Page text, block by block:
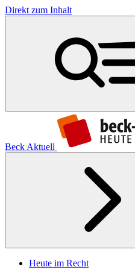
Direkt zum Inhalt
Beck Aktuell
Heute im Recht